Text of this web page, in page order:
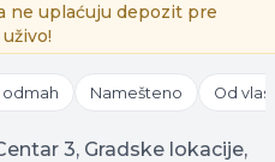
ne uplaćuju depozit pre
odmah Namešteno Od
3, Gradske lokacije,